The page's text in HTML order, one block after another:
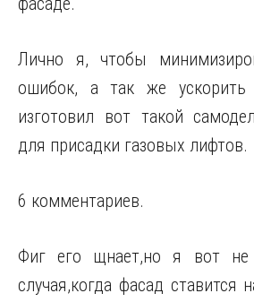
Лично я, чтобы
ошибок, а так же ускорить
изготовил вот такой
для присадки газовых лифтов.
6 комментариев.
Фиг его щнает,но я вот
случая,когда фасад ставится